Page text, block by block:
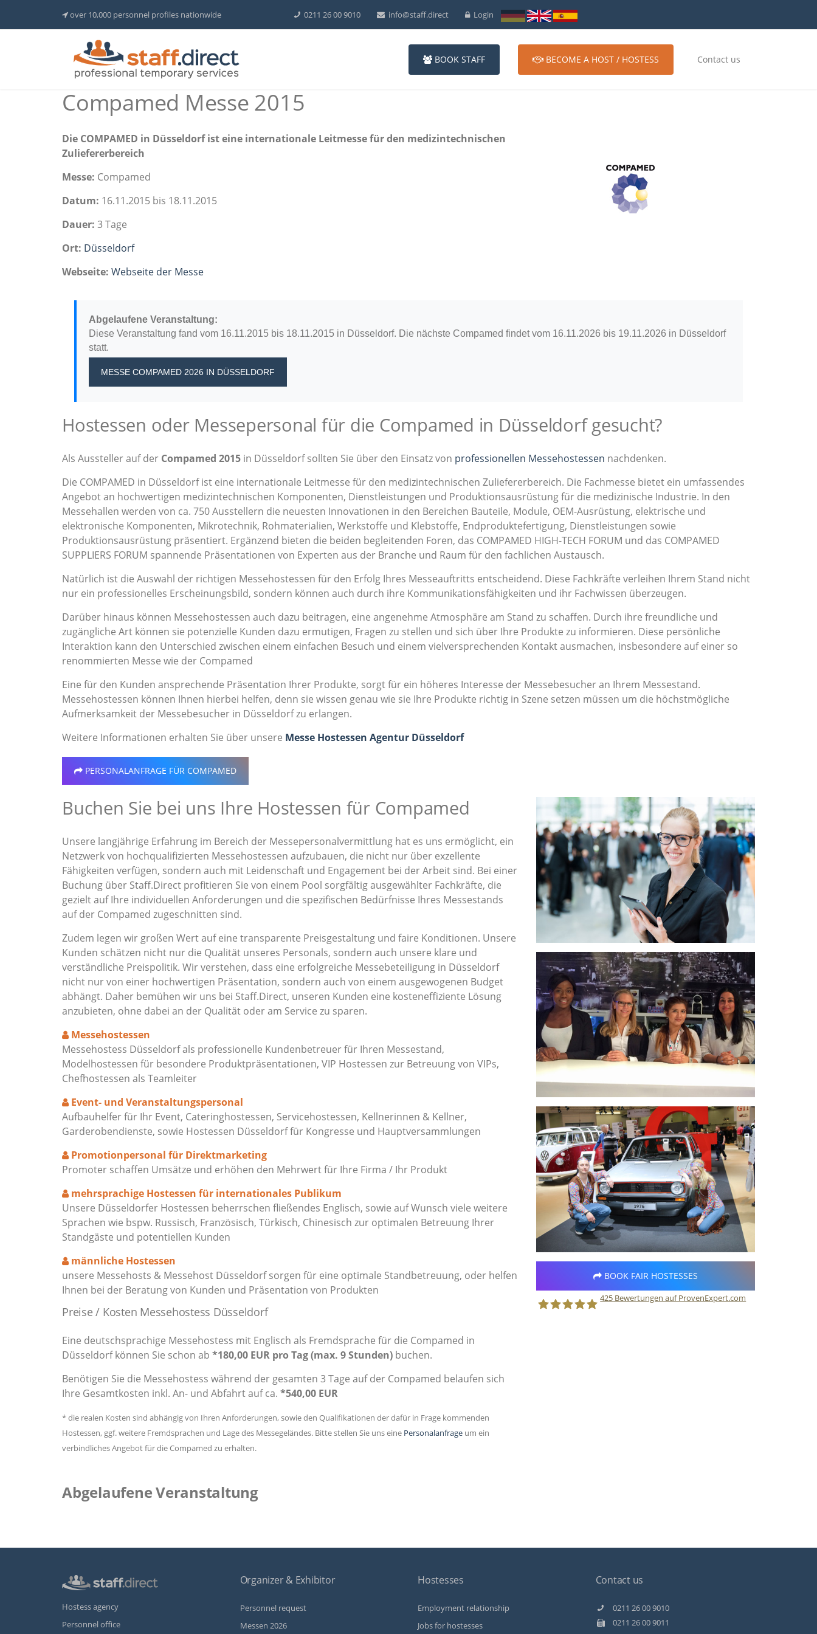
over 10,000 personnel profiles nationwide 0211 26 00 9010 info@staff.direct Login
BOOK STAFF BECOME A HOST / HOSTESS Contact us
Compamed Messe 2015
Die COMPAMED in Düsseldorf ist eine internationale Leitmesse für den medizintechnischen
Zuliefererbereich
Messe: Compamed
Datum: 16.11.2015 bis 18.11.2015
Dauer: 3 Tage
Ort: Düsseldorf
Webseite: Webseite der Messe
Abgelaufene Veranstaltung:
Diese Veranstaltung fand vom 16.11.2015 bis 18.11.2015 in Düsseldorf. Die nächste Compamed findet vom 16.11.2026 bis 19.11.2026 in Düsseldorf
statt.
MESSE COMPAMED 2026 IN DÜSSELDORF
Hostessen oder Messepersonal für die Compamed in Düsseldorf gesucht?
Als Aussteller auf der Compamed 2015 in Düsseldorf sollten Sie über den Einsatz von professionellen Messehostessen nachdenken.
Die COMPAMED in Düsseldorf ist eine internationale Leitmesse für den medizintechnischen Zuliefererbereich. Die Fachmesse bietet ein umfassendes
Angebot an hochwertigen medizintechnischen Komponenten, Dienstleistungen und Produktionsausrüstung für die medizinische Industrie. In den
Messehallen werden von ca. 750 Ausstellern die neuesten Innovationen in den Bereichen Bauteile, Module, OEM-Ausrüstung, elektrische und
elektronische Komponenten, Mikrotechnik, Rohmaterialien, Werkstoffe und Klebstoffe, Endproduktefertigung, Dienstleistungen sowie
Produktionsausrüstung präsentiert. Ergänzend bieten die beiden begleitenden Foren, das COMPAMED HIGH-TECH FORUM und das COMPAMED
SUPPLIERS FORUM spannende Präsentationen von Experten aus der Branche und Raum für den fachlichen Austausch.
Natürlich ist die Auswahl der richtigen Messehostessen für den Erfolg Ihres Messeauftritts entscheidend. Diese Fachkräfte verleihen Ihrem Stand nicht
nur ein professionelles Erscheinungsbild, sondern können auch durch ihre Kommunikationsfähigkeiten und ihr Fachwissen überzeugen.
Darüber hinaus können Messehostessen auch dazu beitragen, eine angenehme Atmosphäre am Stand zu schaffen. Durch ihre freundliche und
zugängliche Art können sie potenzielle Kunden dazu ermutigen, Fragen zu stellen und sich über Ihre Produkte zu informieren. Diese persönliche
Interaktion kann den Unterschied zwischen einem einfachen Besuch und einem vielversprechenden Kontakt ausmachen, insbesondere auf einer so
renommierten Messe wie der Compamed
Eine für den Kunden ansprechende Präsentation Ihrer Produkte, sorgt für ein höheres Interesse der Messebesucher an Ihrem Messestand.
Messehostessen können Ihnen hierbei helfen, denn sie wissen genau wie sie Ihre Produkte richtig in Szene setzen müssen um die höchstmögliche
Aufmerksamkeit der Messebesucher in Düsseldorf zu erlangen.
Weitere Informationen erhalten Sie über unsere Messe Hostessen Agentur Düsseldorf
PERSONALANFRAGE FÜR COMPAMED
Buchen Sie bei uns Ihre Hostessen für Compamed
Unsere langjährige Erfahrung im Bereich der Messepersonalvermittlung hat es uns ermöglicht, ein
Netzwerk von hochqualifizierten Messehostessen aufzubauen, die nicht nur über exzellente
Fähigkeiten verfügen, sondern auch mit Leidenschaft und Engagement bei der Arbeit sind. Bei einer
Buchung über Staff.Direct profitieren Sie von einem Pool sorgfältig ausgewählter Fachkräfte, die
gezielt auf Ihre individuellen Anforderungen und die spezifischen Bedürfnisse Ihres Messestands
auf der Compamed zugeschnitten sind.
Zudem legen wir großen Wert auf eine transparente Preisgestaltung und faire Konditionen. Unsere
Kunden schätzen nicht nur die Qualität unseres Personals, sondern auch unsere klare und
verständliche Preispolitik. Wir verstehen, dass eine erfolgreiche Messebeteiligung in Düsseldorf
nicht nur von einer hochwertigen Präsentation, sondern auch von einem ausgewogenen Budget
abhängt. Daher bemühen wir uns bei Staff.Direct, unseren Kunden eine kosteneffiziente Lösung
anzubieten, ohne dabei an der Qualität oder am Service zu sparen.
Messehostessen
Messehostess Düsseldorf als professionelle Kundenbetreuer für Ihren Messestand,
Modelhostessen für besondere Produktpräsentationen, VIP Hostessen zur Betreuung von VIPs,
Chefhostessen als Teamleiter
Event- und Veranstaltungspersonal
Aufbauhelfer für Ihr Event, Cateringhostessen, Servicehostessen, Kellnerinnen & Kellner,
Garderobendienste, sowie Hostessen Düsseldorf für Kongresse und Hauptversammlungen
Promotionpersonal für Direktmarketing
Promoter schaffen Umsätze und erhöhen den Mehrwert für Ihre Firma / Ihr Produkt
mehrsprachige Hostessen für internationales Publikum
Unsere Düsseldorfer Hostessen beherrschen fließendes Englisch, sowie auf Wunsch viele weitere
Sprachen wie bspw. Russisch, Französisch, Türkisch, Chinesisch zur optimalen Betreuung Ihrer
Standgäste und potentiellen Kunden
männliche Hostessen
unsere Messehosts & Messehost Düsseldorf sorgen für eine optimale Standbetreuung, oder helfen
Ihnen bei der Beratung von Kunden und Präsentation von Produkten
Preise / Kosten Messehostess Düsseldorf
Eine deutschsprachige Messehostess mit Englisch als Fremdsprache für die Compamed in
Düsseldorf können Sie schon ab *180,00 EUR pro Tag (max. 9 Stunden) buchen.
Benötigen Sie die Messehostess während der gesamten 3 Tage auf der Compamed belaufen sich
Ihre Gesamtkosten inkl. An- und Abfahrt auf ca. *540,00 EUR
* die realen Kosten sind abhängig von Ihren Anforderungen, sowie den Qualifikationen der dafür in Frage kommenden
Hostessen, ggf. weitere Fremdsprachen und Lage des Messegeländes. Bitte stellen Sie uns eine Personalanfrage um ein
verbindliches Angebot für die Compamed zu erhalten.
BOOK FAIR HOSTESSES
425 Bewertungen auf ProvenExpert.com
Abgelaufene Veranstaltung
Hostess agency
Personnel office
Organizer & Exhibitor
Personnel request
Messen 2026
Hostesses
Employment relationship
Jobs for hostesses
Contact us
0211 26 00 9010
0211 26 00 9011SEHR GUT